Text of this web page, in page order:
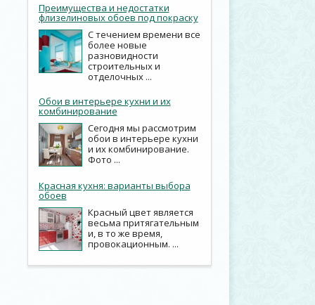
Преимущества и недостатки
флизелиновых обоев под покраску
С течением времени все
более новые
разновидности
строительных и
отделочных ...
Обои в интерьере кухни и их
комбинирование
Сегодня мы рассмотрим
обои в интерьере кухни
и их комбинирование.
Фото ...
Красная кухня: варианты выбора
обоев
Красный цвет является
весьма притягательным
и, в то же время,
провокационным. ...